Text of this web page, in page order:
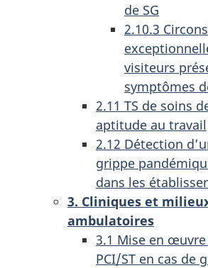
de SG
2.10.3
visiteurs
symptômes
2.11 TS de soins
aptitude au travail
2.12 Détection
grippe
dans les
3. Cliniques et
ambulatoires
3.1 Mise en
PCI/ST en cas de